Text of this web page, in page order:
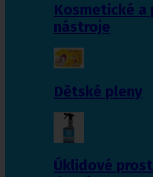
Kosmetické a
nástroje
Dětské pleny
Úklidové